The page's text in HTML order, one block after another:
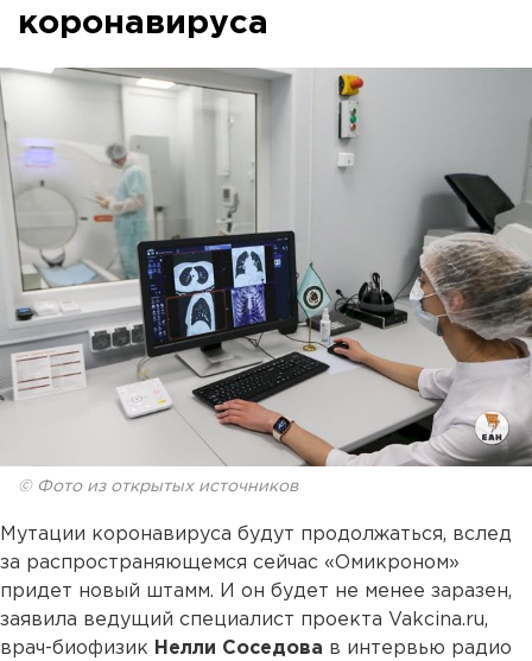
коронавируса
© Фото из открытых источников
Мутации коронавируса будут продолжаться, вслед
за распространяющемся сейчас «Омикроном»
придет новый штамм. И он будет не менее заразен,
заявила ведущий специалист проекта Vakcina.ru,
врач-биофизик Нелли Соседова в интервью радио